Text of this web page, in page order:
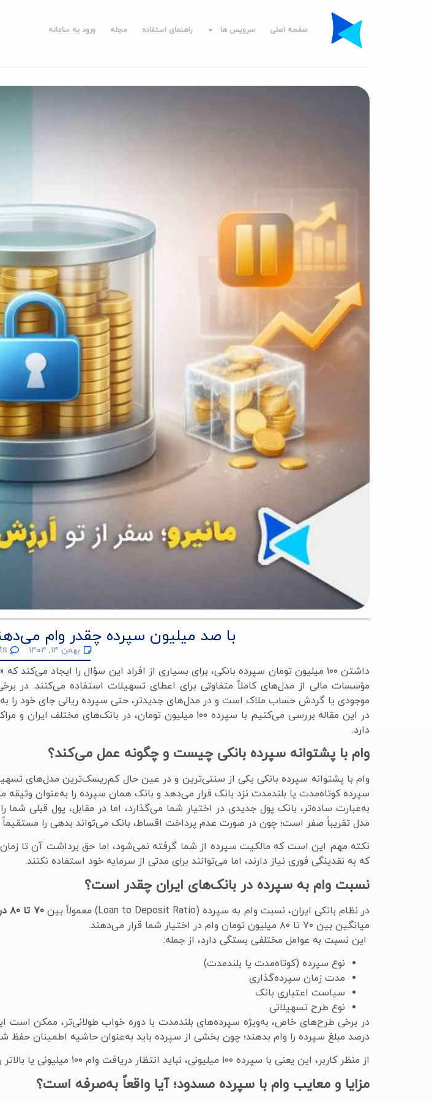
صفحه اصلی سرویس ها راهنمای استفاده مجله ورود به سامانه
با صد میلیون سپرده چقدر وام
بهمن ۱۴, ۱۴۰۴
داشتن ۱۰۰ میلیون تومان سپرده بانکی، برای بسیاری از افراد این سؤال را ایجاد
مؤسسات مالی از مدل‌های کاملاً متفاوتی برای اعطای تسهیلات استفاده می‌کنند. در
موجودی یا گردش حساب ملاک است و در مدل‌های جدیدتر، حتی سپرده ریالی جای خود را به
در این مقاله بررسی می‌کنیم با سپرده ۱۰۰ میلیون تومان،
دارد.
وام با پشتوانه سپرده بانکی چیست و چگونه عمل می‌کند؟
وام با پشتوانه سپرده بانکی یکی از سنتی‌ترین و در عین حال کم‌ریسک‌ترین مدل‌های
سپرده کوتاه‌مدت یا بلندمدت نزد بانک قرار می‌دهد و بانک همان سپرده را به‌عنوان
به‌عبارت ساده‌تر، بانک پول جدیدی در اختیار شما می‌گذارد، اما در مقابل، پول قبلی شما
مدل تقریباً صفر است؛ چون در صورت عدم پرداخت اقساط، بانک می‌تواند بدهی را
نکته مهم این است که مالکیت سپرده از شما گرفته نمی‌شود، اما حق برداشت آن تا
که به نقدینگی فوری نیاز دارند، اما می‌توانند برای مدتی از سرمایه خود استفاده نکنند.
نسبت وام به سپرده در بانک‌های ایران چقدر است؟
در نظام بانکی ایران، نسبت وام به سپرده (Loan to Deposit Ratio) معمولاً بین ۷۰ تا ۸۰ درصد
میانگین بین ۷۰ تا ۸۰ میلیون تومان وام در اختیار شما قرار می‌دهند.
این نسبت به عوامل مختلفی بستگی دارد، از جمله:
نوع سپرده (کوتاه‌مدت یا بلندمدت)
مدت زمان سپرده‌گذاری
سیاست اعتباری بانک
نوع طرح تسهیلاتی
درصد مبلغ سپرده را وام بدهند؛ چون بخشی از سپرده باید به‌عنوان حاشیه اطمینان حفظ
از منظر کاربر، این یعنی با سپرده ۱۰۰ میلیونی، نباید انتظار دریافت وام ۱۰۰ میلیونی یا بالاتر را در مدل کلاسیک بانکی داشت؛ مگر در طرح‌های محدود و خاص.
مزایا و معایب وام با سپرده مسدود؛ آیا واقعاً به‌صرفه است؟